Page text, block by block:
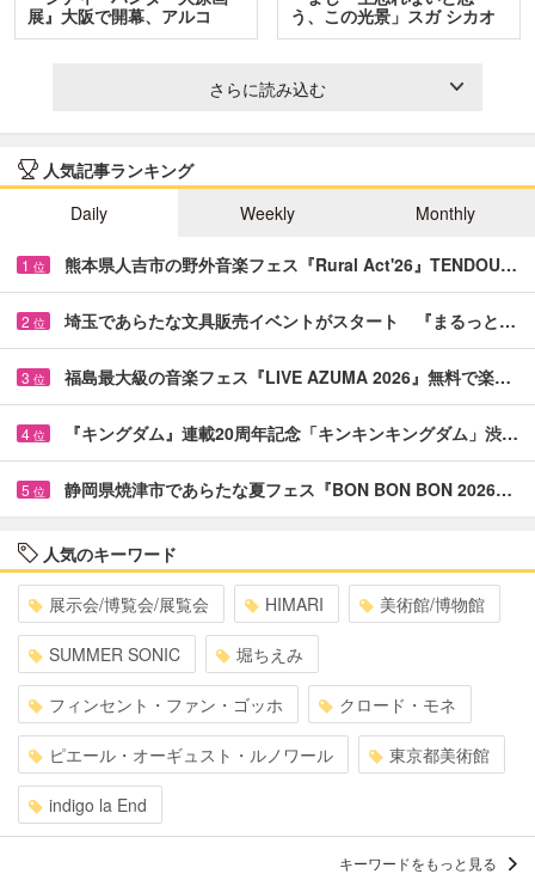
展』大阪で開幕、アルコ
＆…
う、この光景」スガ シカオ
と…
さらに読み込む
人気記事ランキング
Daily
Weekly Monthly
1 位 熊本県人吉市の野外音楽フェス『Rural Act'26』TENDOU…
2 位 埼玉であらたな文具販売イベントがスタート 『まるっと…
3 位 福島最大級の音楽フェス『LIVE AZUMA 2026』無料で楽…
4 位 『キングダム』連載20周年記念「キンキンキングダム」渋…
5 位 静岡県焼津市であらたな夏フェス『BON BON BON 2026…
人気のキーワード
展示会/博覧会/展覧会 HIMARI 美術館/博物館
SUMMER SONIC 堀ちえみ
フィンセント・ファン・ゴッホ クロード・モネ
ピエール・オーギュスト・ルノワール 東京都美術館
indigo la End
キーワードをもっと見る